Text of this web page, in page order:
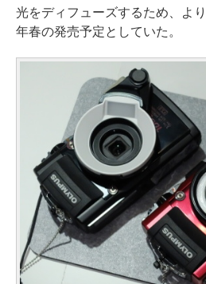
光をディフューズするため、よ
年春の発売予定としていた。